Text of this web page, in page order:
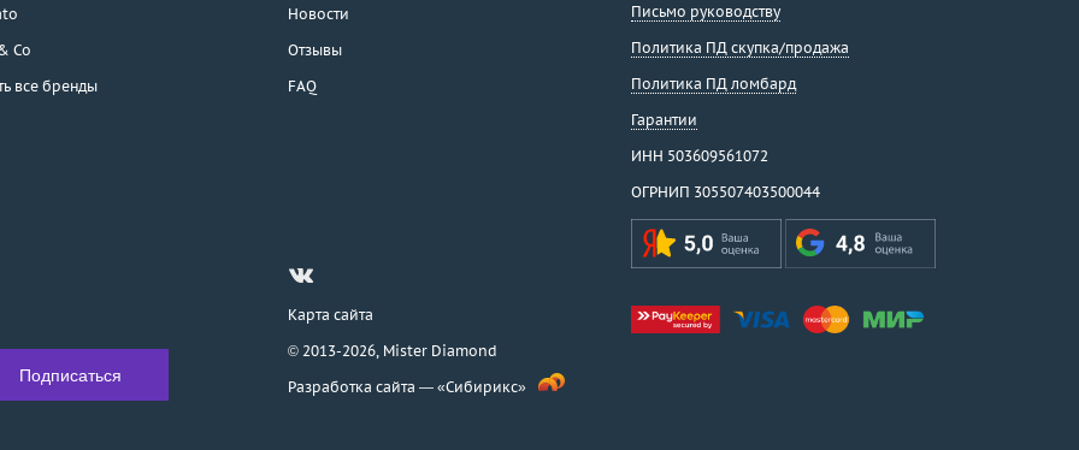
Co
все бренды
Новости
Отзывы
FAQ
Письмо руководству
Политика ПД скупка/продажа
Политика ПД ломбард
Гарантии
ИНН 503609561072
ОГРНИП 305507403500044
Карта сайта
© 2013-2026, Mister Diamond
Разработка сайта — «Сибирикс»